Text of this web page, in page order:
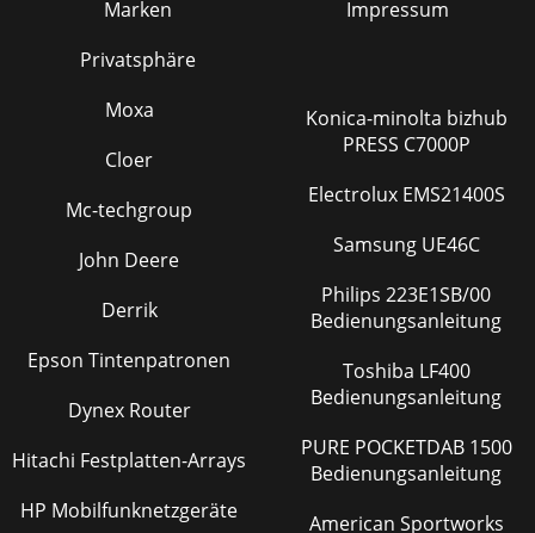
Marken
Privatsphäre
Impressum
Moxa
Cloer
Mc-techgroup
John Deere
Derrik
Epson Tintenpatronen
Dynex Router
Hitachi Festplatten-Arrays
HP Mobilfunknetzgeräte
Konica-minolta bizhub
PRESS C7000P
Electrolux EMS21400S
Samsung UE46C
Philips 223E1SB/00
Bedienungsanleitung
Toshiba LF400
Bedienungsanleitung
PURE POCKETDAB 1500
Bedienungsanleitung
American Sportworks